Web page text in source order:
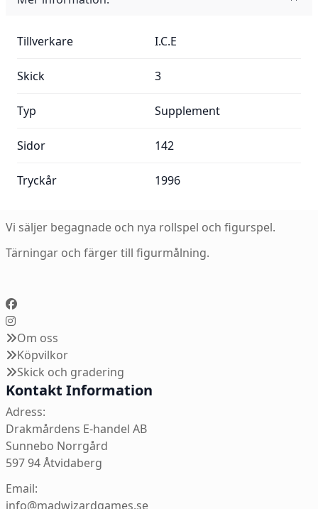
Tillverkare I.C.E
Skick 3
Typ Supplement
Sidor 142
Tryckår 1996
Vi säljer begagnade och nya rollspel och figurspel.
Tärningar och färger till figurmålning.
Om oss
Köpvilkor
Skick och gradering
Kontakt Information
Adress:
Drakmårdens E-handel AB
Sunnebo Norrgård
597 94 Åtvidaberg
Email:
info@madwizardgames.se